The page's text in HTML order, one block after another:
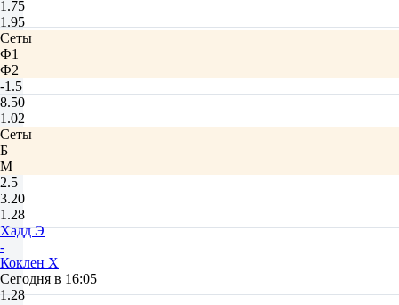
1.75
1.95
Сеты
Ф1
Ф2
-1.5
8.50
1.02
Сеты
Б
М
2.5
3.20
1.28
Хадд Э
-
Коклен Х
Сегодня в 16:05
1.28